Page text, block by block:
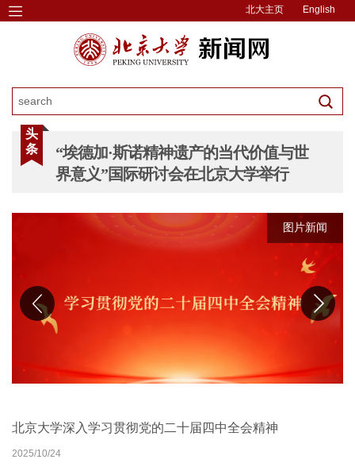
北大主页 English
头
条
“埃德加·斯诺精神遗产的当代价值与世
界意义”国际研讨会在北京大学举行
图片新闻
北京大学扎实开展树立和践行正确政绩观学习教育
2026/02/27
图片新闻
2026北京大学管理质效年
2026/03/30
图片新闻
北京大学深入学习贯彻党的二十届四中全会精神
2025/10/24
图片新闻
聚焦2026全国两会
2026/03/06